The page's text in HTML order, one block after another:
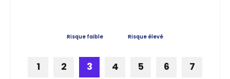
Risque faible Risque élevé
1 2 3 4 5 6 7